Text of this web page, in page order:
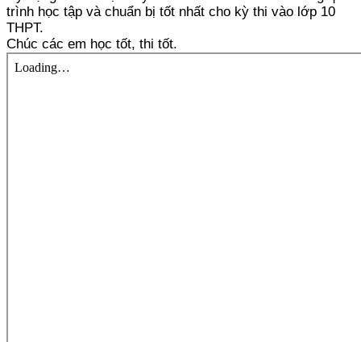
trình học tập và chuẩn bị tốt nhất cho kỳ thi vào lớp 10
THPT.
Chúc các em học tốt, thi tốt.